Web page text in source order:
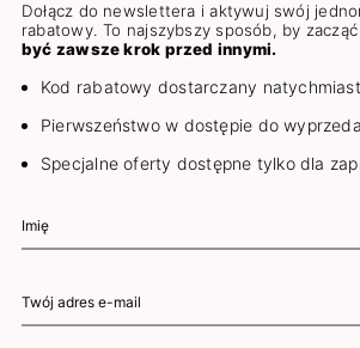
Dołącz do newslettera i aktywuj swój
rabatowy. To najszybszy sposób, by
być zawsze krok przed innymi.
Kod rabatowy dostarczany
Pierwszeństwo w dostępie do
Specjalne oferty dostępne tylko dla